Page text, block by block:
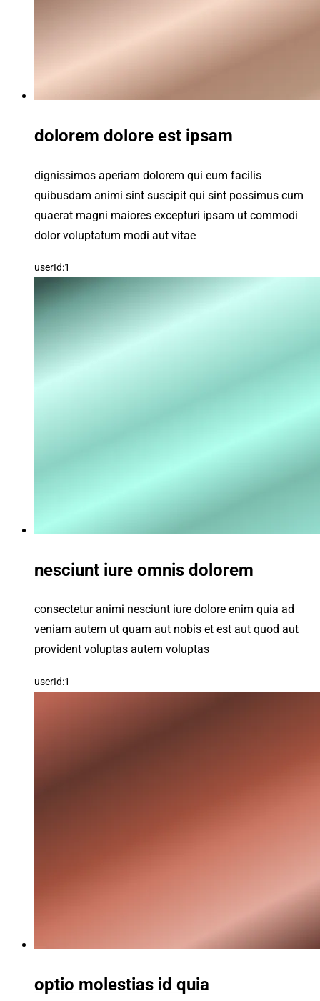
dolorem dolore est ipsam
dignissimos aperiam dolorem qui eum facilis
quibusdam animi sint suscipit qui sint possimus cum
quaerat magni maiores excepturi ipsam ut commodi
dolor voluptatum modi aut vitae
userId:1
nesciunt iure omnis dolorem
consectetur animi nesciunt iure dolore enim quia ad
veniam autem ut quam aut nobis et est aut quod aut
provident voluptas autem voluptas
userId:1
optio molestias id quia